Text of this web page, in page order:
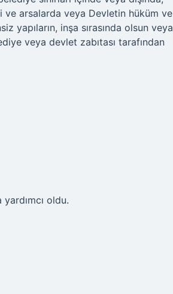
arsalarda veya Devletin hüküm ve
yapıların, inşa sırasında olsun veya
veya devlet zabıtası tarafından
oldu.